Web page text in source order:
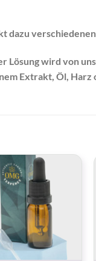
dazu
Lösung wird von
Extrakt, Öl,